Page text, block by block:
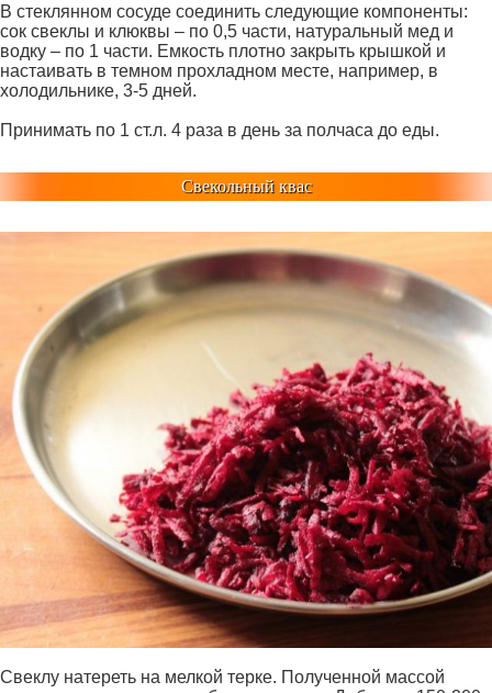
В стеклянном сосуде соединить следующие компоненты:
сок свеклы и клюквы – по 0,5 части, натуральный мед и
водку – по 1 части. Емкость плотно закрыть крышкой и
настаивать в темном прохладном месте, например, в
холодильнике, 3-5 дней.
Принимать по 1 ст.л. 4 раза в день за полчаса до еды.
Свекольный квас
Свеклу натереть на мелкой терке. Полученной массой